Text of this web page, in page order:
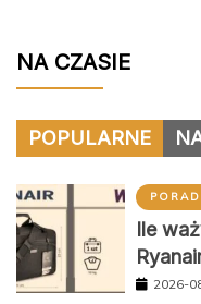
NA CZASIE
POPULARNE
Ile
2026-